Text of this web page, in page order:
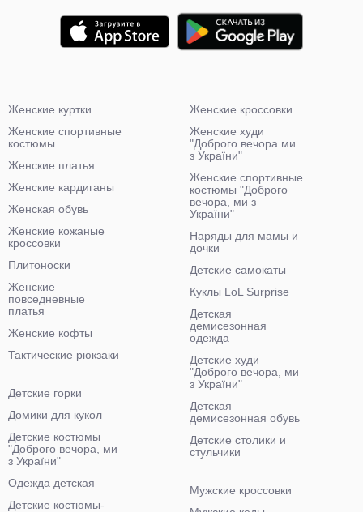
Женские куртки
Женские спортивные
костюмы
Женские платья
Женские кардиганы
Женская обувь
Женские кожаные
кроссовки
Плитоноски
Женские
повседневные
платья
Женские кофты
Тактические рюкзаки
Женские кроссовки
Женские худи
"Доброго вечора ми
з України"
Женские спортивные
костюмы "Доброго
вечора, ми з
України"
Наряды для мамы и
дочки
Детские самокаты
Куклы LoL Surprise
Детская
демисезонная
одежда
Детские худи
"Доброго вечора, ми
з України"
Детская
демисезонная обувь
Детские столики и
стульчики
Детские горки
Домики для кукол
Детские костюмы
"Доброго вечора, ми
з України"
Одежда детская
Детские костюмы-
Мужские кроссовки